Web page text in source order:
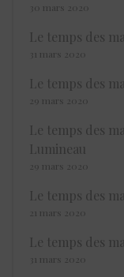
30 mars 2020
Le temps des
31 mars 2020
Le temps des
29 mars 2020
Le temps des
Lumineau
29 mars 2020
Le temps des
21 mars 2020
Le temps des
31 mars 2020